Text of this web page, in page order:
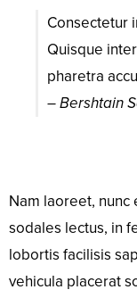
Consectetur
Quisque
pharetra
– Bershtain
Nam laoreet, nunc
sodales lectus, in
lobortis facilisis
vehicula placerat